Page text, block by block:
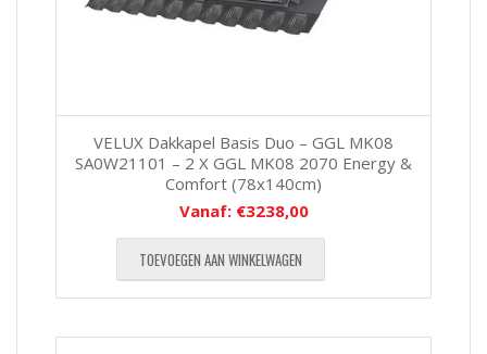
VELUX Dakkapel Basis Duo – GGL MK08
SA0W21101 – 2 X GGL MK08 2070 Energy &
Comfort (78x140cm)
Vanaf: €3238,00
TOEVOEGEN AAN WINKELWAGEN